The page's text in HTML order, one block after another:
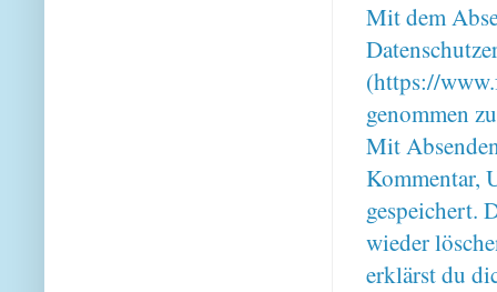
Mit dem
(https://
genommen
Mit
Kommentar,
gespeichert.
wieder
erklärst du